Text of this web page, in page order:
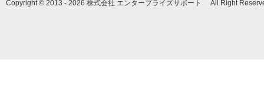
Copyright © 2013 - 2026 株式会社 エンタープライズサポート All Right